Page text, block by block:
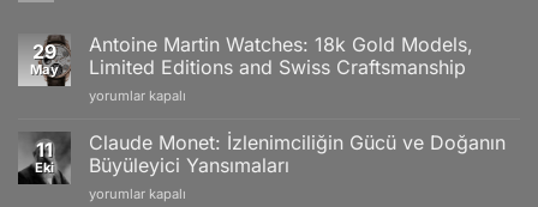
29
May
Antoine Martin Watches: 18k Gold Models,
Limited Editions and Swiss Craftsmanship
Antoine
Watches:
18k
Gold
Models,
yorumlar kapalı
11
Eki
Claude Monet: İzlenimciliğin Gücü ve Doğanın
Büyüleyici Yansımaları
Claude
yorumlar kapalı